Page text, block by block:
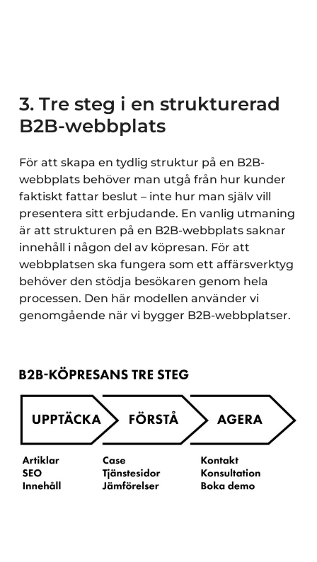
3. Tre steg i en strukturerad
B2B-webbplats
För att skapa en tydlig struktur på en B2B-
webbplats behöver man utgå från hur kunder
faktiskt fattar beslut – inte hur man själv vill
presentera sitt erbjudande. En vanlig utmaning
är att strukturen på en B2B-webbplats saknar
innehåll i någon del av köpresan. För att
webbplatsen ska fungera som ett affärsverktyg
behöver den stödja besökaren genom hela
processen. Den här modellen använder vi
genomgående när vi bygger B2B-webbplatser.